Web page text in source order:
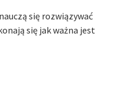
się rozwiązywać
się jak ważna jest